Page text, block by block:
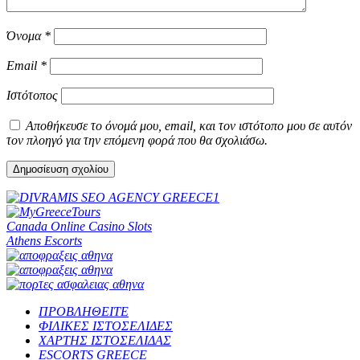
Όνομα *
Email *
Ιστότοπος
Αποθήκευσε το όνομά μου, email, και τον ιστότοπο μου σε αυτόν
τον πλοηγό για την επόμενη φορά που θα σχολιάσω.
Canada Online Casino Slots
Athens Escorts
ΠΡΟΒΛΗΘΕΙΤΕ
ΦΙΛΙΚΕΣ ΙΣΤΟΣΕΛΙΔΕΣ
ΧΑΡΤΗΣ ΙΣΤΟΣΕΛΙΔΑΣ
ESCORTS GREECE